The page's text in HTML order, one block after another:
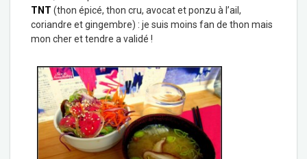
TNT (thon épicé, thon cru, avocat et ponzu à l’ail,
coriandre et gingembre) : je suis moins fan de thon mais
mon cher et tendre a validé !